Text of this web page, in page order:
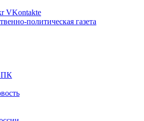
VKontakte